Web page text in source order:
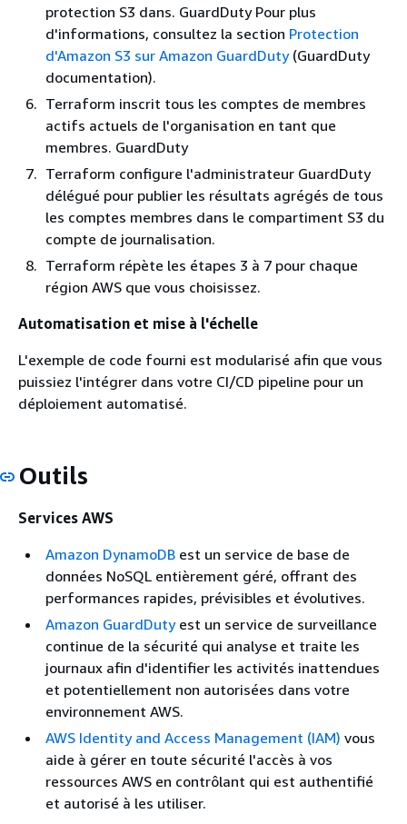
protection S3 dans. GuardDuty Pour plus
d'informations, consultez la section Protection
d'Amazon S3 sur Amazon GuardDuty(GuardDuty
documentation).
Terraform inscrit tous les comptes de membres
actifs actuels de l'organisation en tant que
membres. GuardDuty
Terraform configure l'administrateur GuardDuty
délégué pour publier les résultats agrégés de tous
les comptes membres dans le compartiment S3 du
compte de journalisation.
Terraform répète les étapes 3 à 7 pour chaque
région AWS que vous choisissez.
Automatisation et mise à l'échelle
L'exemple de code fourni est modularisé afin que vous
puissiez l'intégrer dans votre CI/CD pipeline pour un
déploiement automatisé.
Outils
Services AWS
Amazon DynamoDB est un service de base de
données NoSQL entièrement géré, offrant des
performances rapides, prévisibles et évolutives.
Amazon GuardDutyest un service de surveillance
continue de la sécurité qui analyse et traite les
journaux afin d'identifier les activités inattendues
et potentiellement non autorisées dans votre
environnement AWS.
AWS Identity and Access Management (IAM) vous
aide à gérer en toute sécurité l'accès à vos
ressources AWS en contrôlant qui est authentifié
et autorisé à les utiliser.